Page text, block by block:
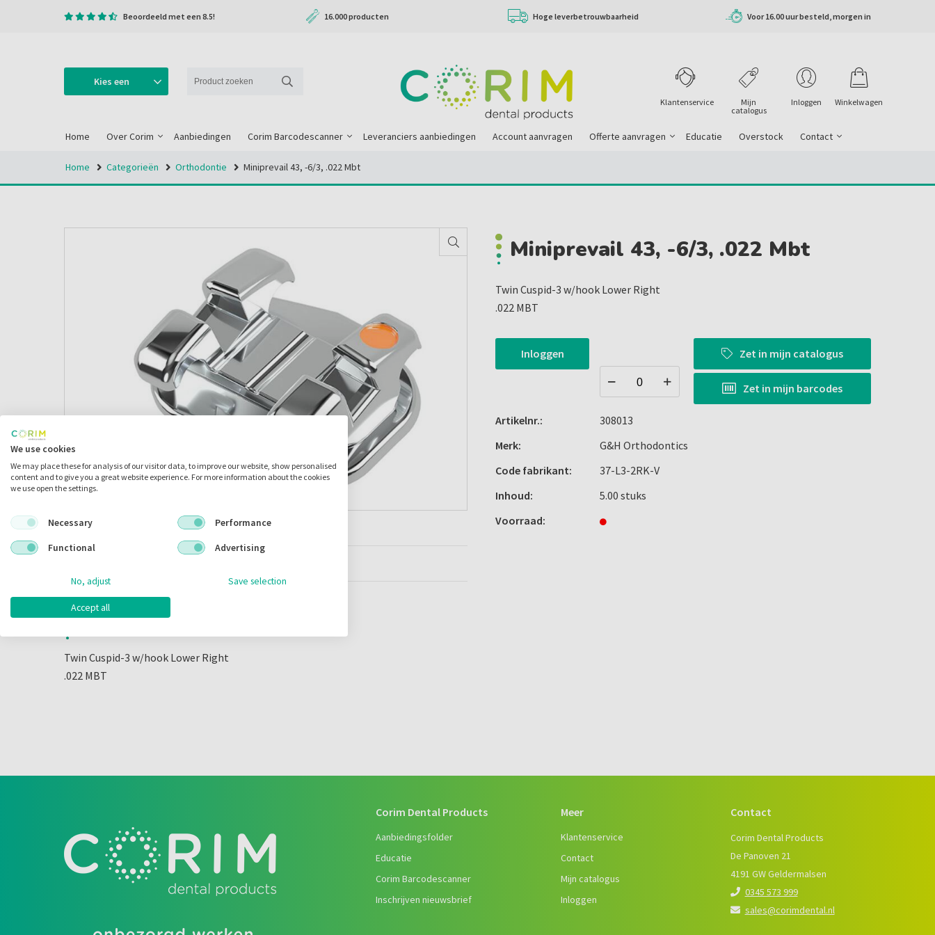
Beoordeeld met een 8.5! 16.000 producten Hoge leverbetrouwbaarheid Voor 16.00 uur besteld, morgen in
Kies een
Winkelwagen
Inloggen
Mijn
catalogus
Klantenservice
Home Over Corim Aanbiedingen Corim Barcodescanner Leveranciers aanbiedingen Account aanvragen Offerte aanvragen Educatie Overstock Contact
Home Categorieën Orthodontie Miniprevail 43, -6/3, .022 Mbt
Omschrijving
Twin Cuspid-3 w/hook Lower Right
.022 MBT
Miniprevail 43, -6/3, .022 Mbt
Twin Cuspid-3 w/hook Lower Right
.022 MBT
Inloggen Zet in mijn catalogus
Zet in mijn barcodes
Artikelnr.:
308013
Merk:
G&H Orthodontics
Code fabrikant:
37-L3-2RK-V
Inhoud:
5.00 stuks
Voorraad:
Corim Dental Products
Aanbiedingsfolder
Educatie
Corim Barcodescanner
Inschrijven nieuwsbrief
Meer
Klantenservice
Contact
Mijn catalogus
Inloggen
Contact
Corim Dental Products
De Panoven 21
4191 GW Geldermalsen
0345 573 999
sales@corimdental.nl
We use cookies
We may place these for analysis of our visitor data, to improve our website, show personalised
content and to give you a great website experience. For more information about the cookies
we use open the settings.
Necessary
Performance
Functional
Advertising
No, adjust Save selection
Accept all